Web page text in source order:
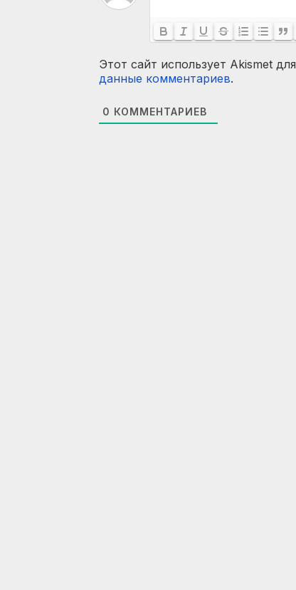
Этот сайт использует Akismet
данные комментариев.
0 КОММЕНТАРИЕВ